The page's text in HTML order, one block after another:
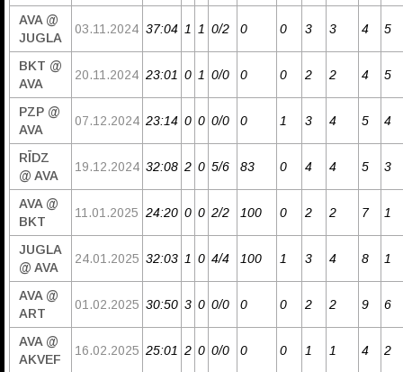
AVA @
JUGLA
03.11.2024 37:04 1 1 0/2 0 0 3 3 4 5
BKT @
AVA
20.11.2024 23:01 0 1 0/0 0 0 2 2 4 5
PZP @
AVA
07.12.2024 23:14 0 0 0/0 0 1 3 4 5 4
RĪDZ
@ AVA
19.12.2024 32:08 2 0 5/6 83 0 4 4 5 3
AVA @
BKT
11.01.2025 24:20 0 0 2/2 100 0 2 2 7 1
JUGLA
@ AVA
24.01.2025 32:03 1 0 4/4 100 1 3 4 8 1
AVA @
ART
01.02.2025 30:50 3 0 0/0 0 0 2 2 9 6
AVA @
AKVEF
16.02.2025 25:01 2 0 0/0 0 0 1 1 4 2